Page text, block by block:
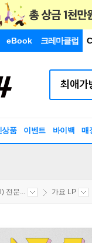
eBook 크레마클럽
상품 이벤트 바이백 매
전문... 가요 LP